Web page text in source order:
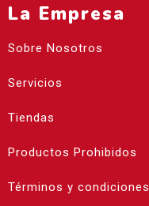
La Empresa
Sobre Nosotros
Servicios
Tiendas
Productos Prohibidos
Términos y condiciones